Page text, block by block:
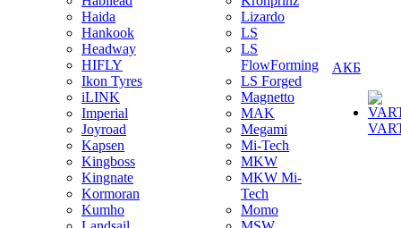
Haida
Hankook
Headway
HIFLY
Ikon Tyres
iLINK
Imperial
Joyroad
Kapsen
Kingboss
Kingnate
Kormoran
Kumho
Lizardo
LS
LS
FlowForming
LS Forged
Magnetto
MAK
Megami
Mi-Tech
MKW
MKW Mi-
Tech
Momo
АКБ